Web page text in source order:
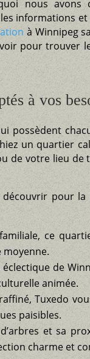
nous avons
informations
à Winnipeg
pour trouver
à vos
possèdent
un quartier
de votre lieu de
pour la
ce
moyenne.
de
animée.
Tuxedo
paisibles.
et sa
charme et